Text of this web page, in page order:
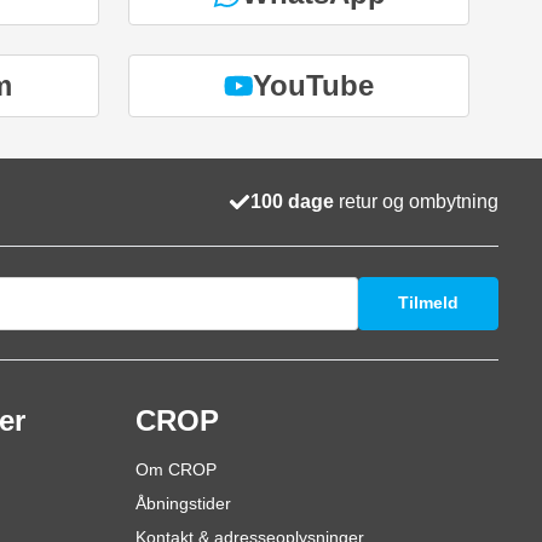
YouTube
100 dage retur og ombytning
Tilmeld
CROP
Om CROP
Åbningstider
Kontakt & adresseoplysninger